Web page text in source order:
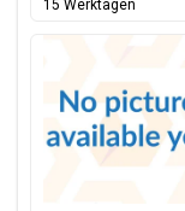
15 Werktagen